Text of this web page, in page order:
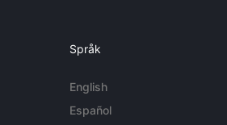
Språk
English
Español